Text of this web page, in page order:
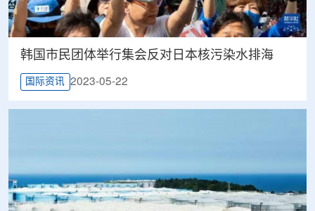
韩国市民团体举行集会反对日本核污染水排海
国际资讯 2023-05-22